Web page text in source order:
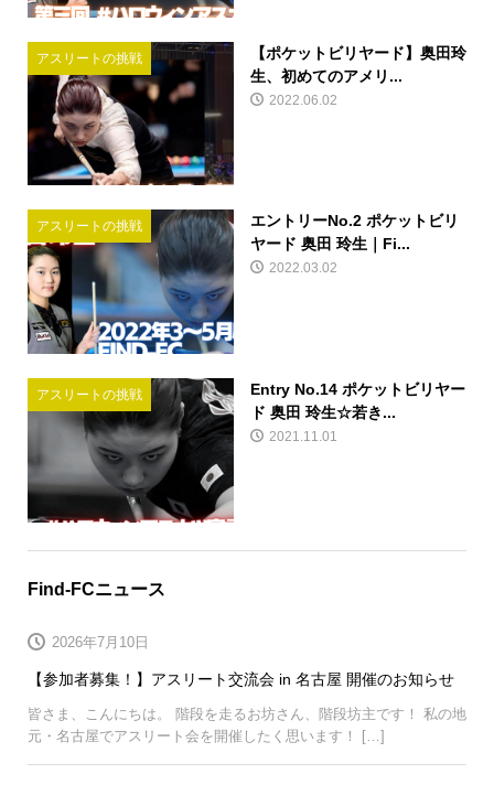
アスリートの挑戦
【ポケットビリヤード】奥田玲
生、初めてのアメリ...
2022.06.02
アスリートの挑戦
エントリーNo.2 ポケットビリ
ヤード 奥田 玲生｜Fi...
2022.03.02
アスリートの挑戦
Entry No.14 ポケットビリヤー
ド 奥田 玲生☆若き...
2021.11.01
Find-FCニュース
【参加者募集！】アスリート交流会 in 名古屋 開催のお知らせ
2026年7月10日
皆さま、こんにちは。 階段を走るお坊さん、階段坊主です！ 私の地
元・名古屋でアスリート会を開催したく思います！ […]